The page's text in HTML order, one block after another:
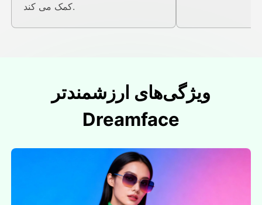
کمک می کند.
ویژگی‌های ارزشمندتر
Dreamface